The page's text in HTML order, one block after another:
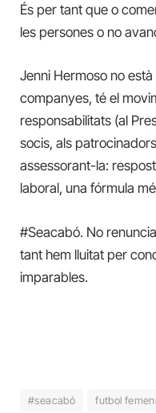
És per tant que o
les persones o no
Jenni Hermoso no
companyes, té el
responsabilitats (al
socis, als
assessorant-la:
laboral, una fórmula
#Seacabó. No
tant hem lluitat per
imparables.
#seacabó futbol